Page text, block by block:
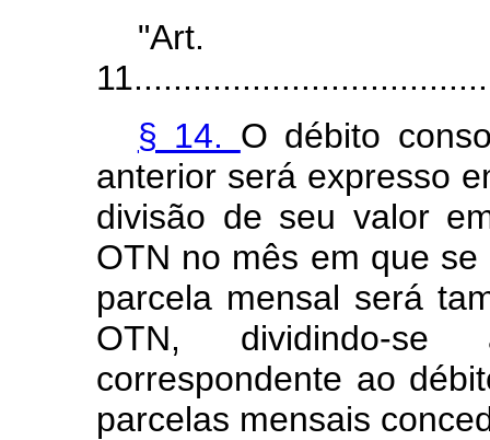
"Art.
§ 14. O débito
anterior será expresso
divisão de seu valor
OTN no mês em que
parcela mensal será
OTN, dividindo-
correspondente ao
parcelas mensais